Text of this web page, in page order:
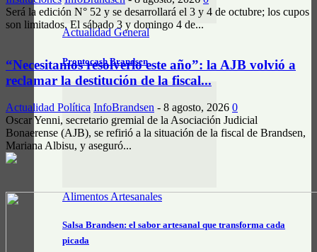
Actualidad General
Prontocash Brandsen
Alimentos Artesanales
Salsa Brandsen: el sabor artesanal que transforma cada
picada
Será la edición N° 52 y se desarrollará el 3 y 4 de octubre; los cupos
son limitados. El sábado 3 y domingo 4 de...
“Necesitamos resolverlo este año”: la AJB volvió a
reclamar la destitución de la fiscal...
Actualidad Política InfoBrandsen - 8 agosto, 2026 0
Oscar Yenni, secretario gremial de la Asociación Judicial
Bonaerense (AJB), se refirió a la situación de la fiscal de Brandsen,
Mariana Albisu, y aseguró...